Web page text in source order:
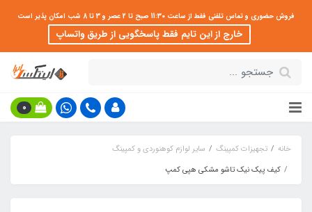
فروش حضوری و تماس تلفنی فقط از ساعت 11:30 صبح تا 2 عصر و 3 تا 8 شب امکان پذیر است
خارج از این تایم فقط پاسخگویی از طریق واتساپ
0
خانه تجهیزات کمپینگ
سایر لوازم کوهنوردی و کمپینگ
کیف پیک نیک تاشو مشکی هپی کمپ